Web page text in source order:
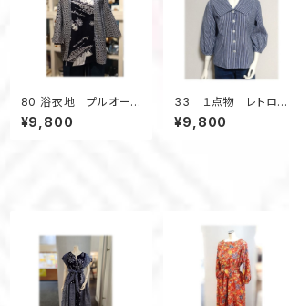
80 浴衣地 プルオーバ
ー コアラ柄 オースト
ラリア オペラハウス
¥9,800
33 １点物 レトロ
衿 大きな衿 デッドス
トック本染浴衣地 昭
¥9,800